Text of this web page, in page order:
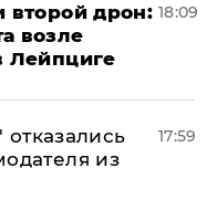
второй дрон:
возле
Лейпциге
18:09
из
17:59